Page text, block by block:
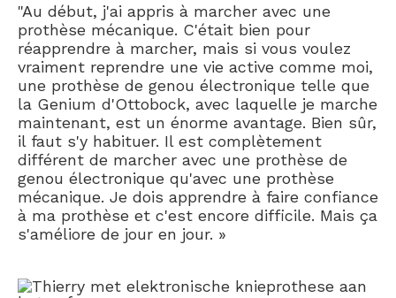
"Au début, j'ai appris à marcher avec une
prothèse mécanique. C'était bien pour
réapprendre à marcher, mais si vous voulez
vraiment reprendre une vie active comme moi,
une prothèse de genou électronique telle que
la Genium d'Ottobock, avec laquelle je marche
maintenant, est un énorme avantage. Bien sûr,
il faut s'y habituer. Il est complètement
différent de marcher avec une prothèse de
genou électronique qu'avec une prothèse
mécanique. Je dois apprendre à faire confiance
à ma prothèse et c'est encore difficile. Mais ça
s'améliore de jour en jour. »